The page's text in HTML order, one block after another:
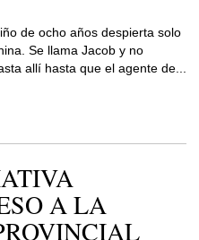
de ocho años despierta solo
Se llama Jacob y no
allí hasta que el agente de...
A LA